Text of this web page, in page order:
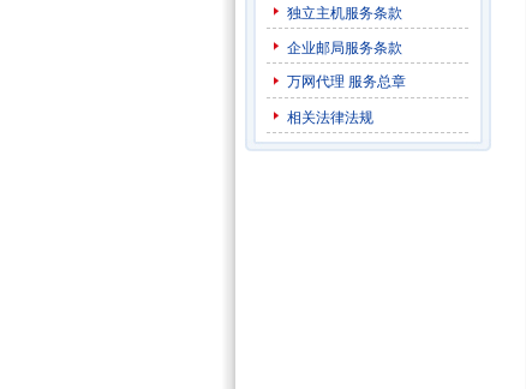
独立主机服务条款
企业邮局服务条款
万网代理 服务总章
相关法律法规